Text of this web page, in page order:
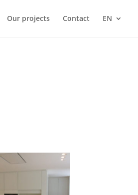
Our projects Contact EN